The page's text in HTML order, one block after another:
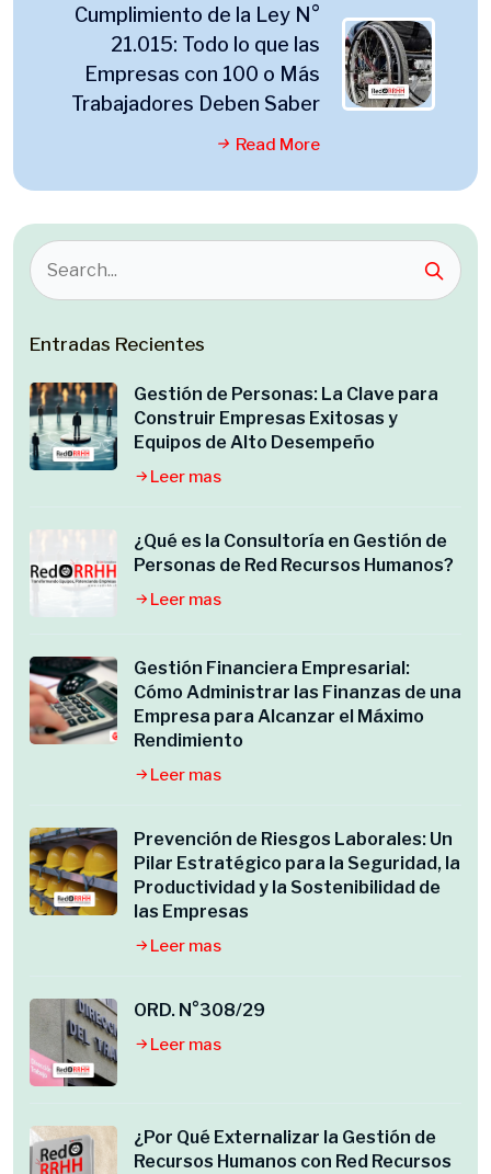
Cumplimiento de la Ley N°
21.015: Todo lo que las
Empresas con 100 o Más
Trabajadores Deben Saber
Read More
Entradas Recientes
Gestión de Personas: La Clave para
Construir Empresas Exitosas y
Equipos de Alto Desempeño
Leer mas
¿Qué es la Consultoría en Gestión de
Personas de Red Recursos Humanos?
Leer mas
Gestión Financiera Empresarial:
Cómo Administrar las Finanzas de una
Empresa para Alcanzar el Máximo
Rendimiento
Leer mas
Prevención de Riesgos Laborales: Un
Pilar Estratégico para la Seguridad, la
Productividad y la Sostenibilidad de
las Empresas
Leer mas
ORD. N°308/29
Leer mas
¿Por Qué Externalizar la Gestión de
Recursos Humanos con Red Recursos